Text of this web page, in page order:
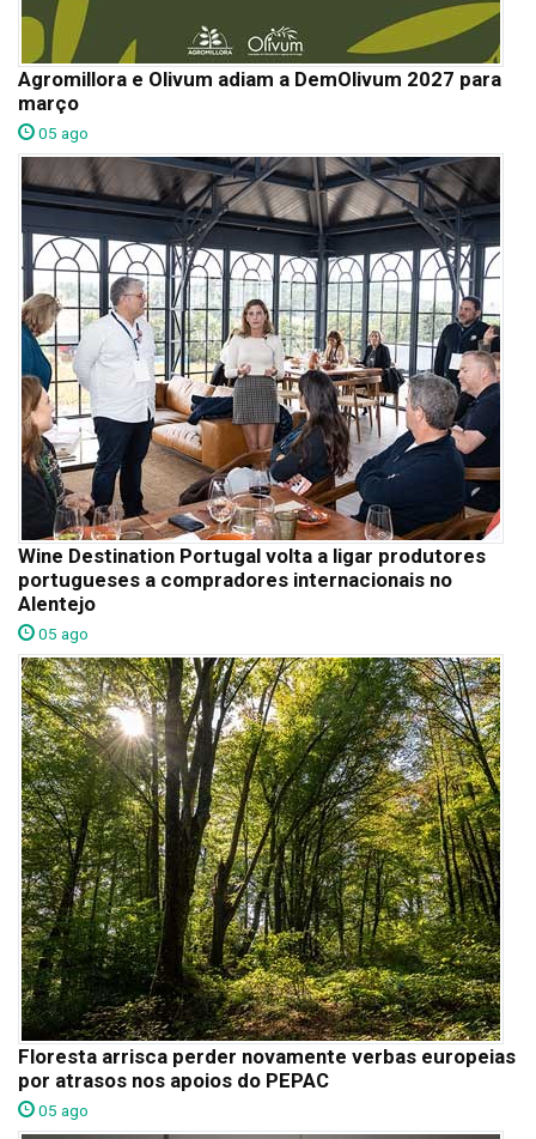
Agromillora e Olivum adiam a DemOlivum 2027 para
março
05 ago
Wine Destination Portugal volta a ligar produtores
portugueses a compradores internacionais no
Alentejo
05 ago
Floresta arrisca perder novamente verbas europeias
por atrasos nos apoios do PEPAC
05 ago